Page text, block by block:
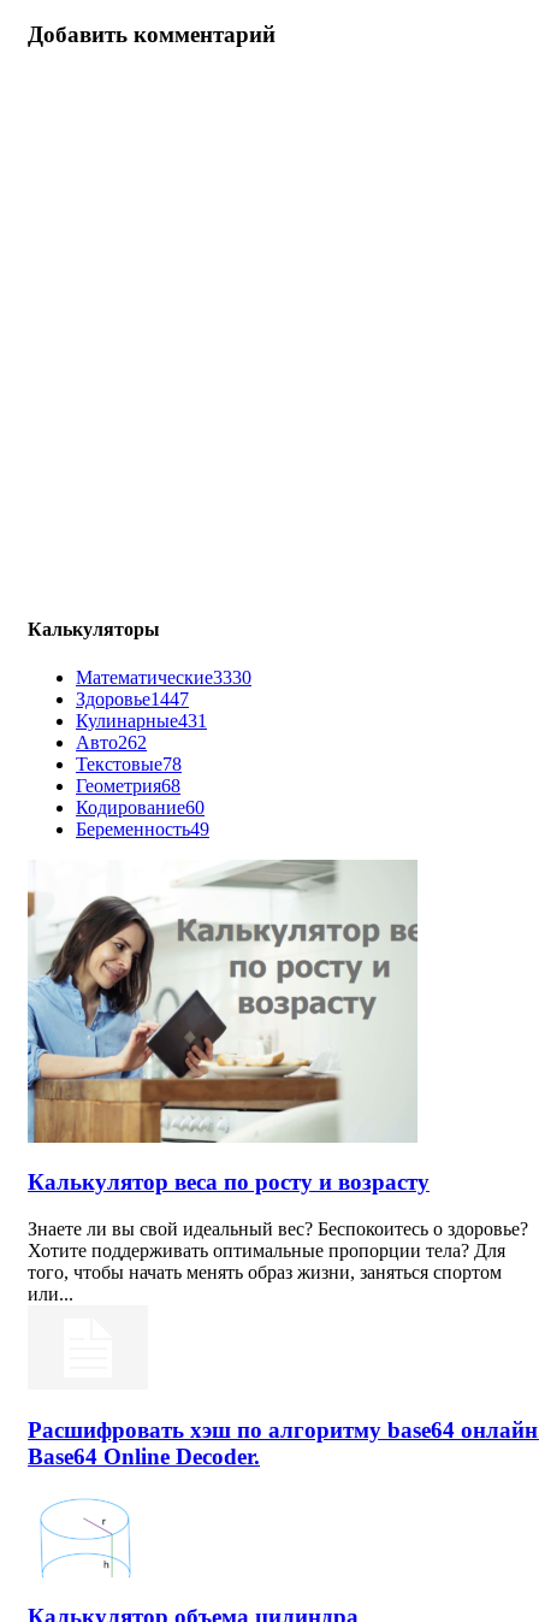
Добавить комментарий
Калькуляторы
Математические3330
Здоровье1447
Кулинарные431
Авто262
Текстовые78
Геометрия68
Кодирование60
Беременность49
Калькулятор веса по росту и возрасту
Знаете ли вы свой идеальный вес? Беспокоитесь о здоровье?
Хотите поддерживать оптимальные пропорции тела? Для
того, чтобы начать менять образ жизни, заняться спортом
или...
Расшифровать хэш по алгоритму base64
Base64 Online Decoder.
Калькулятор объема цилиндра